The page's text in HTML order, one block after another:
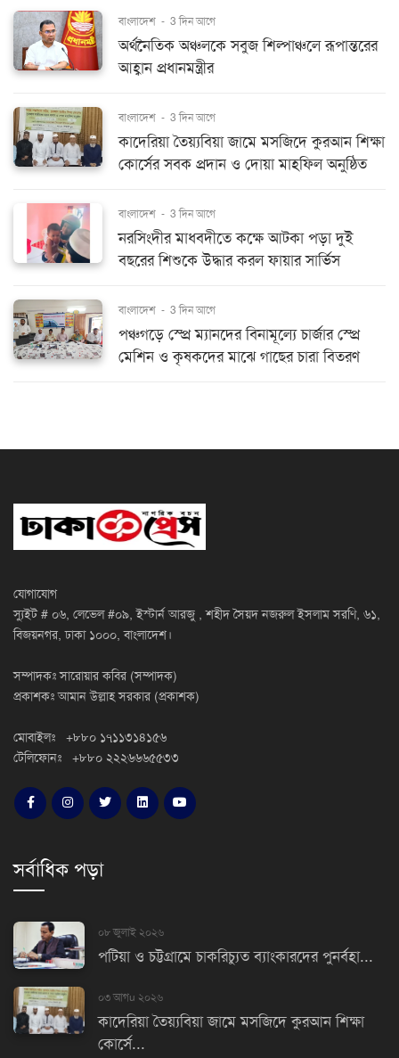
বাংলাদেশ - 3 দিন আগে
অর্থনৈতিক অঞ্চলকে সবুজ শিল্পাঞ্চলে রূপান্তরের
আহ্বান প্রধানমন্ত্রীর
বাংলাদেশ - 3 দিন আগে
কাদেরিয়া তৈয়্যবিয়া জামে মসজিদে কুরআন শিক্ষা
কোর্সের সবক প্রদান ও দোয়া মাহফিল অনুষ্ঠিত
বাংলাদেশ - 3 দিন আগে
নরসিংদীর মাধবদীতে কক্ষে আটকা পড়া দুই
বছরের শিশুকে উদ্ধার করল ফায়ার সার্ভিস
বাংলাদেশ - 3 দিন আগে
পঞ্চগড়ে স্প্রে ম্যানদের বিনামূল্যে চার্জার স্প্রে
মেশিন ও কৃষকদের মাঝে গাছের চারা বিতরণ
যোগাযোগ
স্যুইট # ০৬, লেভেল #০৯, ইস্টার্ন আরজু , শহীদ সৈয়দ নজরুল ইসলাম সরণি, ৬১,
বিজয়নগর, ঢাকা ১০০০, বাংলাদেশ।
সম্পাদকঃ সারোয়ার কবির (সম্পাদক)
প্রকাশকঃ আমান উল্লাহ সরকার (প্রকাশক)
মোবাইলঃ +৮৮০ ১৭১১৩১৪১৫৬
টেলিফোনঃ +৮৮০ ২২২৬৬৬৫৫৩৩
সর্বাধিক পড়া
০৮ জুলাই ২০২৬
পটিয়া ও চট্টগ্রামে চাকরিচ্যুত ব্যাংকারদের পুনর্বহা...
০৩ আগu ২০২৬
কাদেরিয়া তৈয়্যবিয়া জামে মসজিদে কুরআন শিক্ষা
কোর্সে...